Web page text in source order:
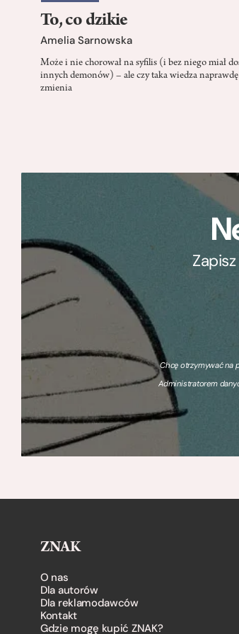
To, co dzikie
Amelia Sarnowska
Może i nie chorował na syfilis (i bez niego miał
innych demonów) – ale czy taka wiedza
zmienia
Chcę otrzymywać na
Administratorem
ZNAK
O nas
Dla autorów
Dla reklamodawców
Kontakt
Gdzie mogę kupić ZNAK?